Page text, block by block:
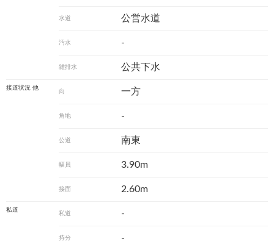
水道 公営水道
汚水 -
雑排水 公共下水
接道状況 他
向 一方
角地 -
公道 南東
幅員 3.90m
接面 2.60m
私道
私道 -
持分 -